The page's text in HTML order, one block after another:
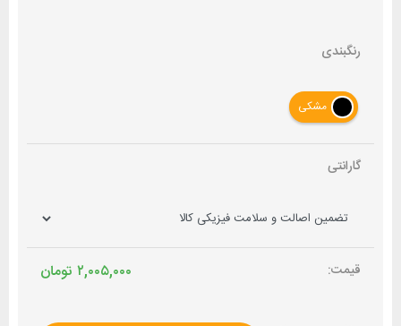
رنگبندی
مشکی
گارانتی
تومان ۲,۰۰۵,۰۰۰